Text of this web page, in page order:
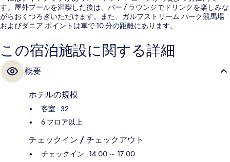
す。屋外プールを満喫した後は、バー / ラウンジでドリンクを楽しみな
がらおくつろぎいただけます。また、ガルフストリーム パーク競馬場
およびダニア ポイントは車で 10 分の距離にあります。
この宿泊施設に関する詳細
概要
ホテルの規模
客室 : 32
6 フロア以上
チェックイン / チェックアウト
チェックイン : 14:00 ～ 17:00